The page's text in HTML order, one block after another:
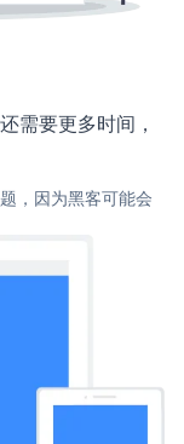
需要更多时间，
，因为黑客可能会